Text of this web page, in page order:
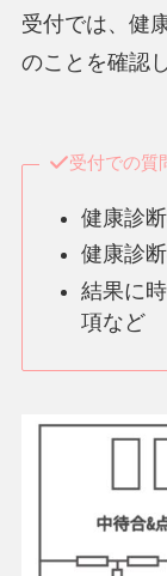
受付では、健
のことを確認
受付での質
健康診
健康診
結果に
項など